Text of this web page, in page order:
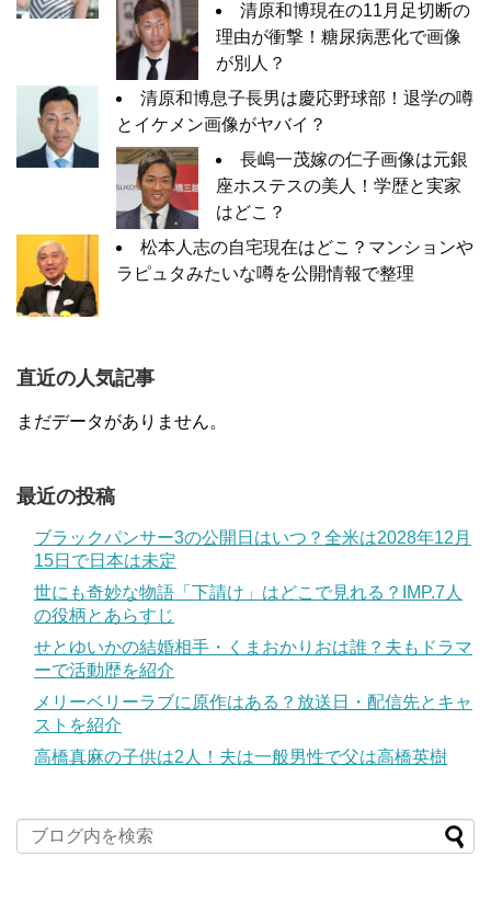
清原和博現在の11月足切断の
理由が衝撃！糖尿病悪化で画像
が別人？
清原和博息子長男は慶応野球部！退学の噂
とイケメン画像がヤバイ？
長嶋一茂嫁の仁子画像は元銀
座ホステスの美人！学歴と実家
はどこ？
松本人志の自宅現在はどこ？マンションや
ラピュタみたいな噂を公開情報で整理
直近の人気記事
まだデータがありません。
最近の投稿
ブラックパンサー3の公開日はいつ？全米は2028年12月
15日で日本は未定
世にも奇妙な物語「下請け」はどこで見れる？IMP.7人
の役柄とあらすじ
せとゆいかの結婚相手・くまおかりおは誰？夫もドラマ
ーで活動歴を紹介
メリーベリーラブに原作はある？放送日・配信先とキャ
ストを紹介
高橋真麻の子供は2人！夫は一般男性で父は高橋英樹